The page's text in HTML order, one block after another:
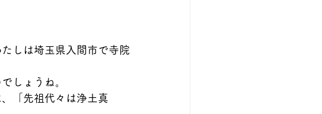
しは埼玉県入間市で寺院
しょうね。
「先祖代々は浄土真